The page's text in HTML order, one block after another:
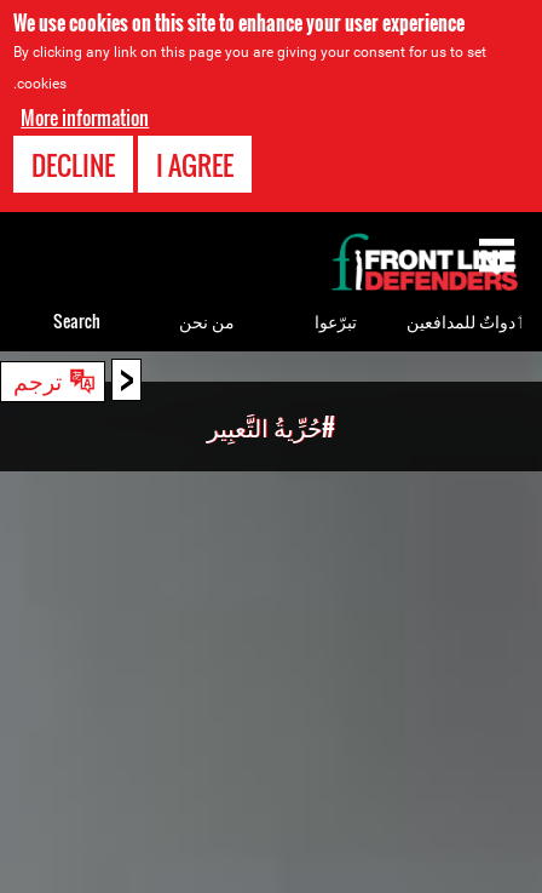
We use cookies on this site to enhance your user experience
By clicking any link on this page you are giving your consent for us to set
cookies.
More information
I AGREE
DECLINE
< ترجم
#حُرِّيةُ التَّعبِير
to
top
ٲدواتٌ للمدافعين تبرّعوا من نحن Search